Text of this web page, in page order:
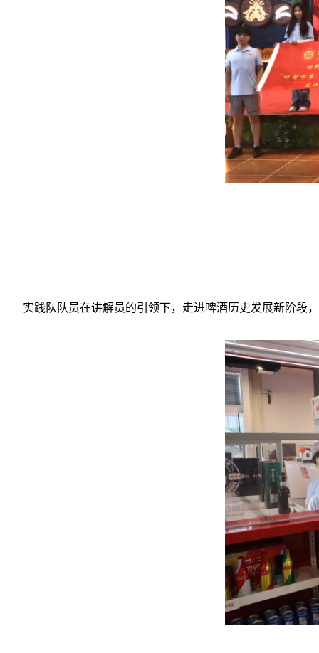
实践队队员在讲解员的引领下，走进啤酒历史发展新阶段